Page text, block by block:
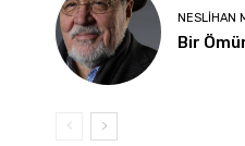
NESLIHAN
Bir